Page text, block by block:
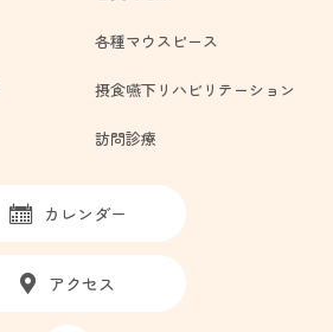
カレンダー
アクセス
各種マウスピース
摂食嚥下リハビリテーション
訪問診療